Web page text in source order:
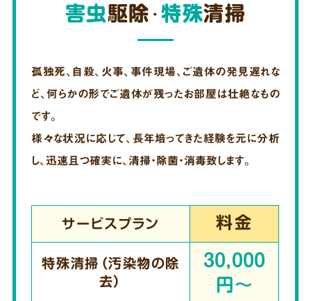
害虫駆除 ・ 特殊清掃
孤独死、自殺、火事、事件現場、ご遺体の発見遅れな
ど、何らかの形でご遺体が残ったお部屋は壮絶なもの
です。
様々な状況に応じて、長年培ってきた経験を元に分析
し、迅速且つ確実に、清掃・除菌・消毒致します。
サービスプラン 料金
特殊清掃（汚染物の除
去）
30,000
円～